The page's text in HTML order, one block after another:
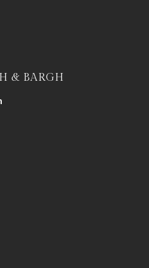
& BARGH